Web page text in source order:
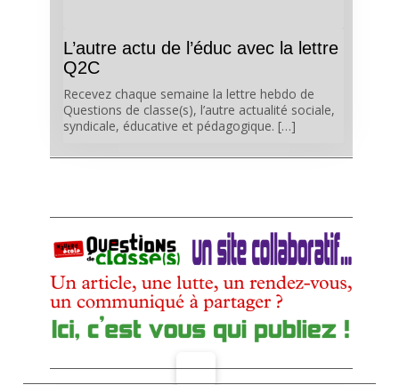
L’autre actu de l’éduc avec la lettre
Q2C
Recevez chaque semaine la lettre hebdo de
Questions de classe(s), l’autre actualité sociale,
syndicale, éducative et pédagogique. […]